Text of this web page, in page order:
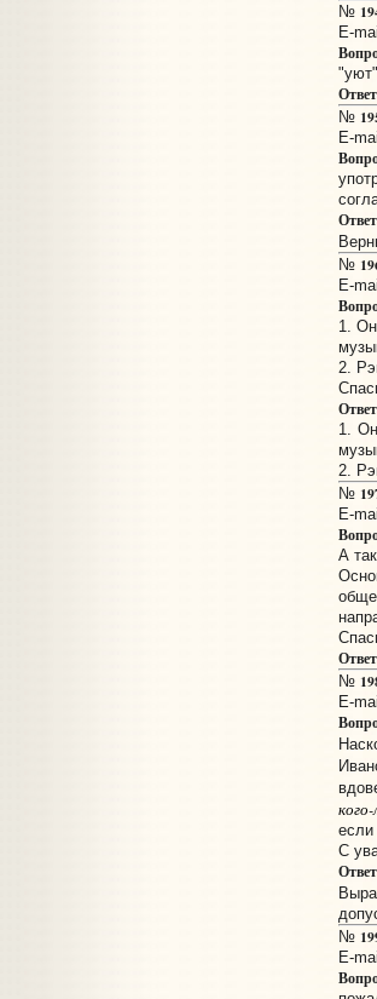
№
E-
"уют"
№
E-
№
E-
1.
2.
1.
2.
№
E-
А
№
E-
если
С
№
E-